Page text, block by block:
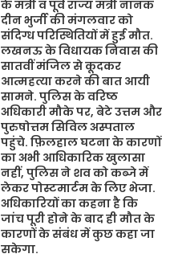
के मंत्री व पूर्व राज्य मंत्री नानक
दीन भुर्जी की मंगलवार को
संदिग्ध परिस्थितियों में हुई मौत.
लखनऊ के विधायक निवास की
सातवीं मंजिल से कूदकर
आत्महत्या करने की बात आयी
सामने. पुलिस के वरिष्ठ
अधिकारी मौके पर, बेटे उत्तम और
पुरुषोत्तम सिविल अस्पताल
पहुंचे. फ़िलहाल घटना के कारणों
का अभी आधिकारिक खुलासा
नहीं, पुलिस ने शव को कब्जे में
लेकर पोस्टमार्टम के लिए भेजा.
अधिकारियों का कहना है कि
जांच पूरी होने के बाद ही मौत के
कारणों के संबंध में कुछ कहा जा
सकेगा.